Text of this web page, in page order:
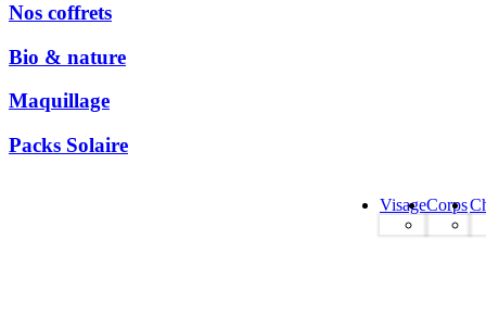
Nos coffrets
Bio & nature
Maquillage
Packs Solaire
VisageCorps